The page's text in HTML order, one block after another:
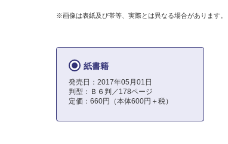
※画像は表紙及び帯等、実際とは異なる場合があります。
紙書籍
発売日：2017年05月01日
判型：Ｂ６判／178ページ
定価：660円（本体600円＋税）